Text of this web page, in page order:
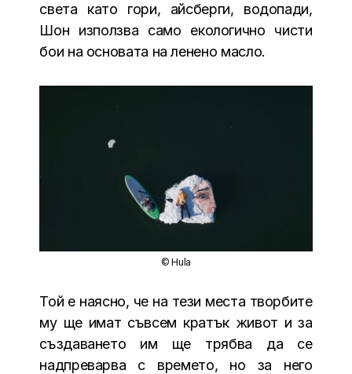
света като гори, айсберги, водопади,
Шон използва само екологично чисти
бои на основата на ленено масло.
© Hula
Той е наясно, че на тези места творбите
му ще имат съвсем кратък живот и за
създаването им ще трябва да се
надпреварва с времето, но за него